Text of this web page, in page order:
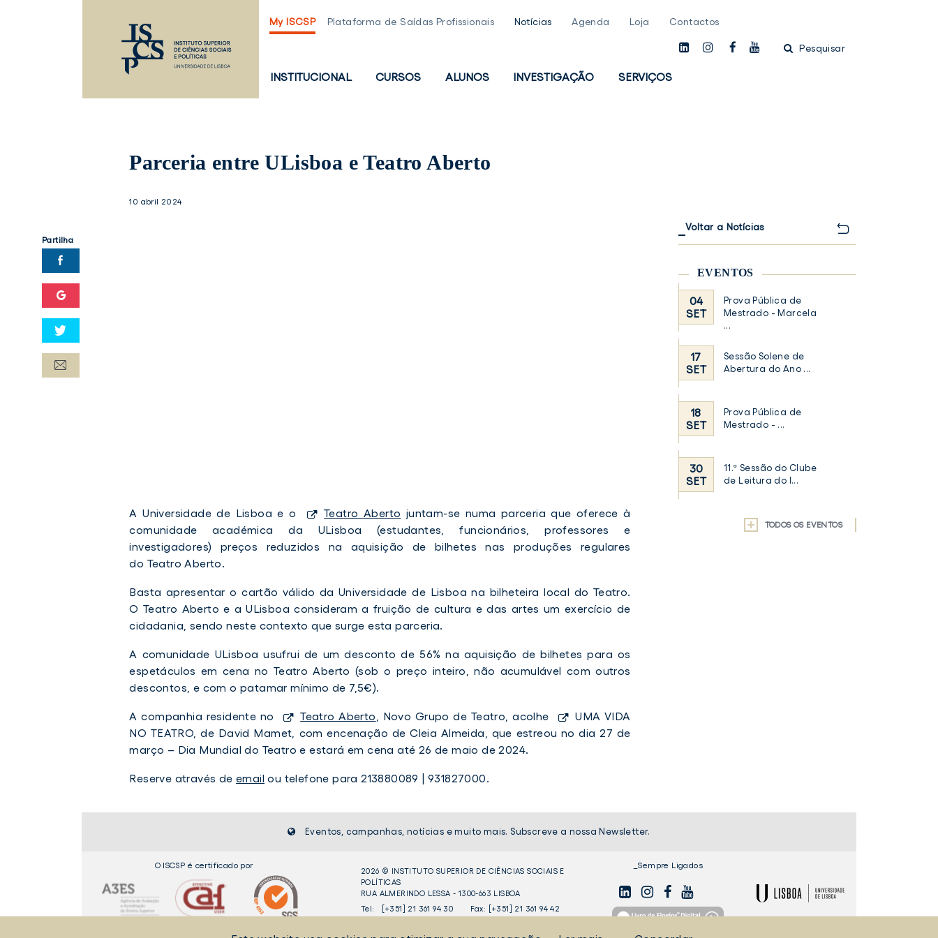
My ISCSP Plataforma de Saídas Profissionais Notícias Agenda Loja Contactos
linkedininstagamfacebook
youtubePesquisar
PÁGINA
INSTITUCIONAL CURSOS ALUNOS INVESTIGAÇÃO SERVIÇOS
Partilha
Parceria entre ULisboa e Teatro Aberto
10 abril 2024
A Universidade de Lisboa e o Teatro Aberto juntam-se numa parceria que oferece à
comunidade académica da ULisboa (estudantes, funcionários, professores e
investigadores) preços reduzidos na aquisição de bilhetes nas produções regulares
do Teatro Aberto.
Basta apresentar o cartão válido da Universidade de Lisboa na bilheteira local do Teatro.
O Teatro Aberto e a ULisboa consideram a fruição de cultura e das artes um exercício de
cidadania, sendo neste contexto que surge esta parceria.
A comunidade ULisboa usufrui de um desconto de 56% na aquisição de bilhetes para os
espetáculos em cena no Teatro Aberto (sob o preço inteiro, não acumulável com outros
descontos, e com o patamar mínimo de 7,5€).
A companhia residente no Teatro Aberto , Novo Grupo de Teatro, acolhe
UMA VIDA
NO TEATRO, de David Mamet , com encenação de Cleia Almeida, que estreou no dia 27 de
março – Dia Mundial do Teatro e estará em cena até 26 de maio de 2024.
Reserve através de email ou telefone para 213880089 | 931827000.
Voltar a Notícias
EVENTOS
04
SET
Prova Pública de
Mestrado - Marcela
...
17
SET
Sessão Solene de
Abertura do Ano ...
18
SET
Prova Pública de
Mestrado - ...
30
SET
11.ª Sessão do Clube
de Leitura do I...
TODOS OS EVENTOS
Eventos, campanhas, notícias e muito mais. Subscreve a nossa Newsletter.
O ISCSP é certificado por
2026 © INSTITUTO SUPERIOR DE CIÊNCIAS SOCIAIS E
POLÍTICAS
RUA ALMERINDO LESSA - 1300-663 LISBOA
Tel:
[+351] 21 361 94 30 Fax: [+351] 21 361 94 42
_Sempre Ligados